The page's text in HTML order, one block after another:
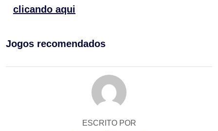
clicando aqui
Jogos recomendados
ESCRITO POR